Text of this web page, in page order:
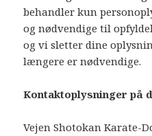
behandler kun
og nødvendige til
og vi sletter dine
længere er nødvendige.
Kontaktoplysninger på
Vejen Shotokan Karate-